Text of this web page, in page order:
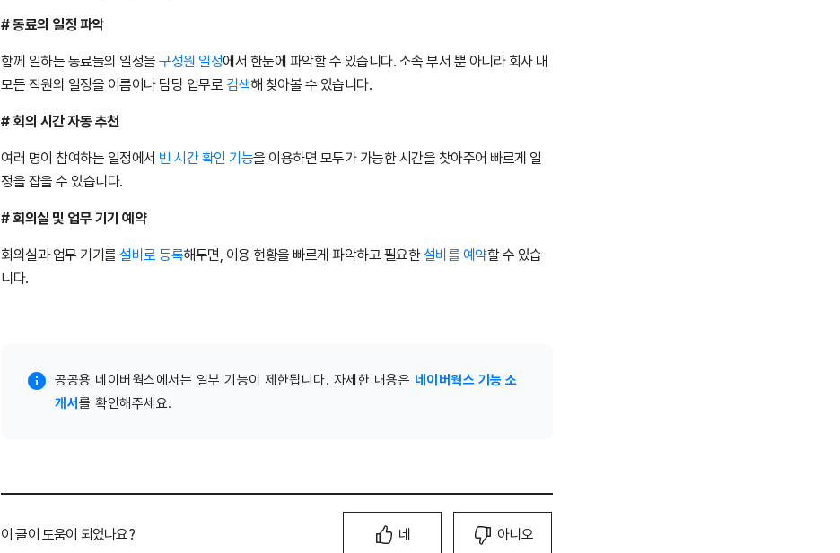
# 동료의 일정 파악
함께 일하는 동료들의 일정을 구성원 일정에서 한눈에 파악할 수 있습니다. 소속 부서 뿐 아니라 회사 내
모든 직원의 일정을 이름이나 담당 업무로 검색해 찾아볼 수 있습니다.
# 회의 시간 자동 추천
여러 명이 참여하는 일정에서 빈 시간 확인 기능을 이용하면 모두가 가능한 시간을 찾아주어 빠르게 일
정을 잡을 수 있습니다.
# 회의실 및 업무 기기 예약
회의실과 업무 기기를 설비로 등록해두면, 이용 현황을 빠르게 파악하고 필요한설비를 예약할 수 있습
니다.
공공용 네이버웍스에서는 일부 기능이 제한됩니다. 자세한 내용은 네이버웍스 기능 소
개서를 확인해주세요.
이 글이 도움이 되었나요? 네 아니오